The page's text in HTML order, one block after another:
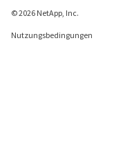
© 2026 NetApp, Inc.
Nutzungsbedingungen